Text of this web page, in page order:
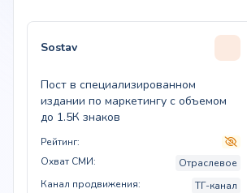
Sostav
Пост в специализированном
издании по маркетингу с объемом
до 1.5К знаков
Рейтинг:
Охват СМИ:
Отраслевое
Канал продвижения:
ТГ-канал